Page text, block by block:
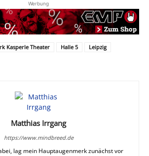
Werbung
Kasperle Theater Halle 5
Leipzig
Matthias Irrgang
https://www.mindbreed.de
lag mein Hauptaugenmerk zunächst vor